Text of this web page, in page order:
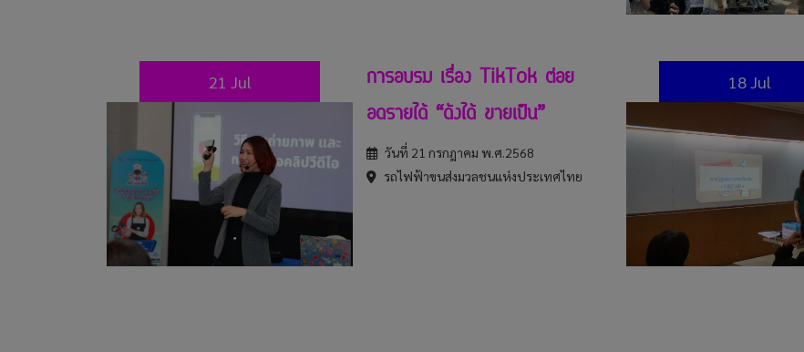
21 Jul
การอบรม เรื่อง TikTok ต่อย
อดรายได้ “ดังได้ ขายเป็น”
วันที่ 21 กรกฎาคม พ.ศ.2568
รถไฟฟ้าขนส่งมวลชนแห่งประเทศไทย
18 Jul